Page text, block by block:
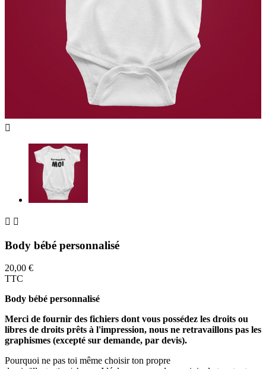

 
Body bébé personnalisé
20,00 €
TTC
Body bébé personnalisé
Merci de fournir des fichiers dont vous possédez les droits ou
libres de droits prêts à l'impression, nous ne retravaillons pas les
graphismes (excepté sur demande, par devis).
Pourquoi ne pas toi même choisir ton propre